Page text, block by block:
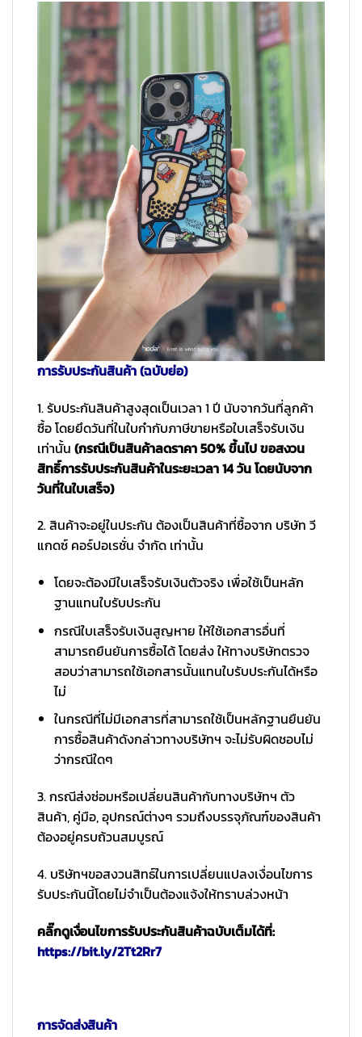
การรับประกันสินค้า (ฉบับย่อ)
1. รับประกันสินค้าสูงสุดเป็นเวลา 1 ปี นับจากวันที่ลูกค้า
ซื้อ โดยยึดวันที่ในใบกำกับภาษีขายหรือใบเสร็จรับเงิน
เท่านั้น (กรณีเป็นสินค้าลดราคา 50% ขึ้นไป ขอสงวน
สิทธิ์การรับประกันสินค้าในระยะเวลา 14 วัน โดยนับจาก
วันที่ในใบเสร็จ)
2. สินค้าจะอยู่ในประกัน ต้องเป็นสินค้าที่ซื้อจาก บริษัท วี
แกดซ์ คอร์ปอเรชั่น จำกัด เท่านั้น
โดยจะต้องมีใบเสร็จรับเงินตัวจริง เพื่อใช้เป็นหลัก
ฐานแทนใบรับประกัน
กรณีใบเสร็จรับเงินสูญหาย ให้ใช้เอกสารอื่นที่
สามารถยืนยันการซื้อได้ โดยส่ง ให้ทางบริษัทตรวจ
สอบว่าสามารถใช้เอกสารนั้นแทนใบรับประกันได้หรือ
ไม่
ในกรณีที่ไม่มีเอกสารที่สามารถใช้เป็นหลักฐานยืนยัน
การซื้อสินค้าดังกล่าวทางบริษัทฯ จะไม่รับผิดชอบไม่
ว่ากรณีใดๆ
3. กรณีส่งซ่อมหรือเปลี่ยนสินค้ากับทางบริษัทฯ ตัว
สินค้า, คู่มือ, อุปกรณ์ต่างๆ รวมถึงบรรจุภัณฑ์ของสินค้า
ต้องอยู่ครบถ้วนสมบูรณ์
4. บริษัทฯขอสงวนสิทธ์ในการเปลี่ยนแปลงเงื่อนไขการ
รับประกันนี้โดยไม่จำเป็นต้องแจ้งให้ทราบล่วงหน้า
คลิ๊กดูเงื่อนไขการรับประกันสินค้าฉบับเต็มได้ที่:
https://bit.ly/2Tt2Rr7
การจัดส่งสินค้า